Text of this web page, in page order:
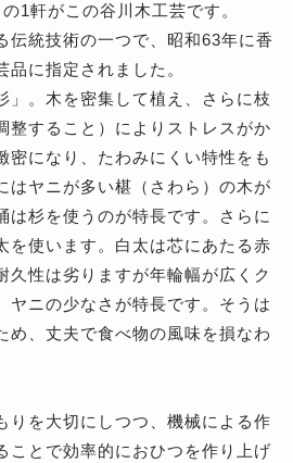
1軒がこの谷川木工芸です。
伝統技術の一つで、昭和63年に香
品に指定されました。
」。木を密集して植え、さらに枝
整すること）によりストレスがか
密になり、たわみにくい特性をも
はヤニが多い椹（さわら）の木が
は杉を使うのが特長です。さらに
を使います。白太は芯にあたる赤
久性は劣りますが年輪幅が広くク
ヤニの少なさが特長です。そうは
め、丈夫で食べ物の風味を損なわ
りを大切にしつつ、機械による作
ことで効率的におひつを作り上げ